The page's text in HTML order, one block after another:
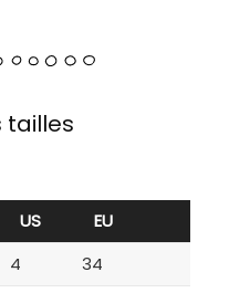
tailles
US
EU
4
34